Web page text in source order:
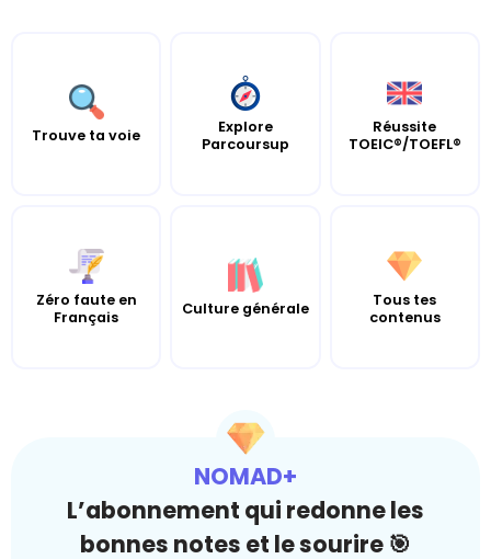
Trouve ta voie
Explore
Parcoursup
Réussite
TOEIC®/TOEFL®
Zéro faute en
Français
Culture générale
Tous tes
contenus
NOMAD+
L’abonnement qui redonne les
bonnes notes et le sourire 🎯